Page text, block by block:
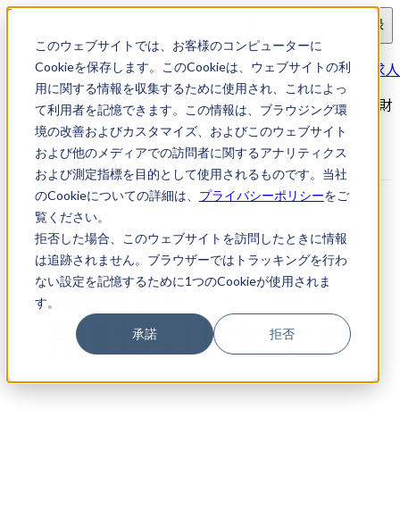
このウェブサイトでは、お客様のコンピューターに
Cookieを保存します。このCookieは、ウェブサイトの利
用に関する情報を収集するために使用され、これによっ
て利用者を記憶できます。この情報は、ブラウジング環
境の改善およびカスタマイズ、およびこのウェブサイト
および他のメディアでの訪問者に関するアナリティクス
および測定指標を目的として使用されるものです。当社
のCookieについての詳細は、 プライバシーポリシーをご
覧ください。
拒否した場合、このウェブサイトを訪問したときに情報
は追跡されません。ブラウザーではトラッキングを行わ
ない設定を記憶するために1つのCookieが使用されま
す。
承諾 拒否
会員登録
求人検索 【東京都港区】弁理士・特許技術者の求人
【東京都港区】弁理士・特許技術者の求人｜知財転職・知財
お仕事ナビ